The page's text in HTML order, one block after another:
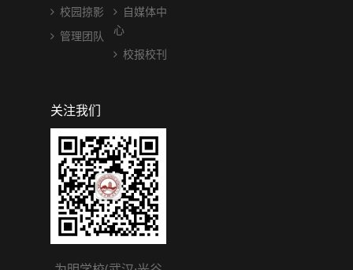
校园掠影
管理团队
自媒体中
心
校报校刊
关注我们